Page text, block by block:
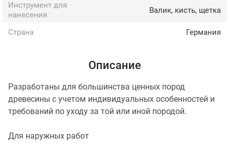
Инструмент для
нанесения
Валик, кисть, щетка
Страна Германия
Описание
Разработаны для большинства ценных пород
древесины с учетом индивидуальных особенностей и
требований по уходу за той или иной породой.
Для наружных работ